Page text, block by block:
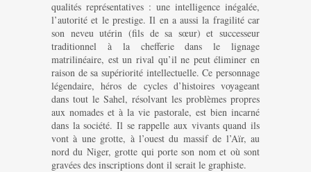
qualités représentatives : une intelligence inégalée,
l’autorité et le prestige. Il en a aussi la fragilité car
son neveu utérin (fils de sa sœur) et successeur
traditionnel à la chefferie dans le lignage
matrilinéaire, est un rival qu’il ne peut éliminer en
raison de sa supériorité intellectuelle. Ce personnage
légendaire, héros de cycles d’histoires voyageant
dans tout le Sahel, résolvant les problèmes propres
aux nomades et à la vie pastorale, est bien incarné
dans la société. Il se rappelle aux vivants quand ils
vont à une grotte, à l’ouest du massif de l’Aïr, au
nord du Niger, grotte qui porte son nom et où sont
gravées des inscriptions dont il serait le graphiste.